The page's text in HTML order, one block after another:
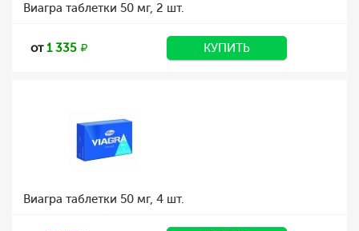
Виагра таблетки 50 мг, 2 шт.
от1 335 КУПИТЬ
Виагра таблетки 50 мг, 4 шт.